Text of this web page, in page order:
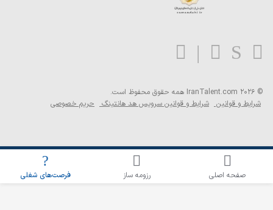
اطلاع‌رسانی شغلی را برای این جستجو فعال کنید
بلاگ
© 2026 IranTalent.com
همه حقوق محفوظ است.
شرایط و قوانین شرایط و قوانین سرویس هد هانتینگ حریم خصوصی
صفحه اصلی رزومه ساز فرصت‌های شغلی